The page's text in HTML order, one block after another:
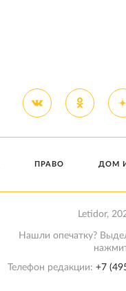
ПРАВО ДОМ
Letidor,
Нашли опечатку?
Телефон редакции: +7